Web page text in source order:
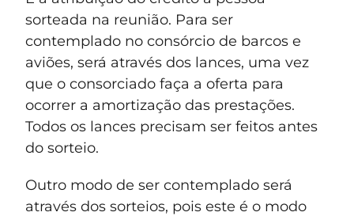
sorteada na reunião. Para ser
contemplado no consórcio de barcos e
aviões, será através dos lances, uma vez
que o consorciado faça a oferta para
ocorrer a amortização das prestações.
Todos os lances precisam ser feitos antes
do sorteio.
Outro modo de ser contemplado será
através dos sorteios, pois este é o modo